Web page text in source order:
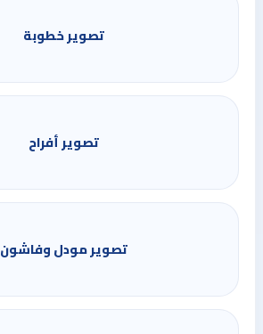
تصوير خطوبة
تصوير أفراح
تصوير مودل وفاشون